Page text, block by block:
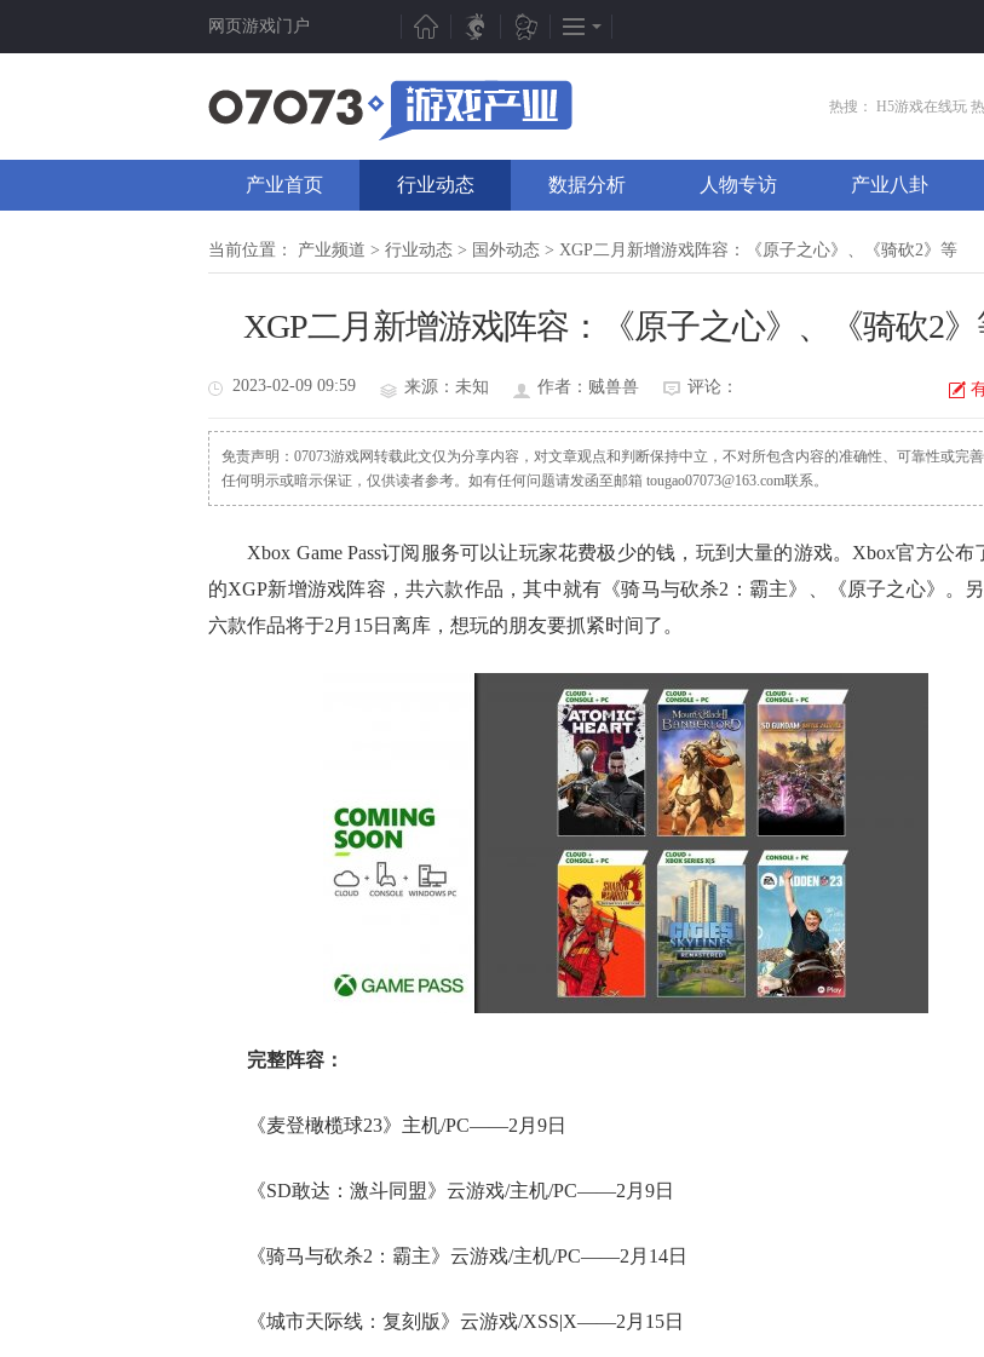
网页游戏门户
新游聚焦
新游点评
新游曝光
新游视频
测试表
产业动态
行业动态
07073视点
数据分析
厂商频道
新闻周刊
新游竞速
发号排行
游戏专题
热门专区
我是皇
太极崛起
龙之女神
荒野行动
热搜： H5游戏在线玩
产业首页 行业动态 数据分析 人物专访 产业八卦
当前位置： 产业频道 > 行业动态 > 国外动态 > XGP二月新增游戏阵容：《原子之心》、《骑砍2》等
XGP二月新增游戏阵容：《原子之心》、《骑砍2》
2023-02-09 09:59 来源：未知 作者：贼兽兽 评论：
免责声明：07073游戏网转载此文仅为分享内容，对文章观点和判断保持中立，不对所包含内容的准确性、可靠性或完
任何明示或暗示保证，仅供读者参考。如有任何问题请发函至邮箱 tougao07073@163.com联系。
Xbox Game Pass订阅服务可以让玩家花费极少的钱，玩到大量的游戏。Xbox官方公布
的XGP新增游戏阵容，共六款作品，其中就有《骑马与砍杀2：霸主》、《原子之心》。
六款作品将于2月15日离库，想玩的朋友要抓紧时间了。
完整阵容：
《麦登橄榄球23》主机/PC——2月9日
《SD敢达：激斗同盟》云游戏/主机/PC——2月9日
《骑马与砍杀2：霸主》云游戏/主机/PC——2月14日
《城市天际线：复刻版》云游戏/XSS|X——2月15日